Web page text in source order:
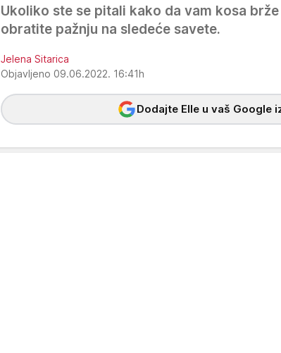
Ukoliko ste se pitali kako da vam kosa
obratite pažnju na sledeće savete.
Jelena Sitarica
Objavljeno 09.06.2022. 16:41h
Dodajte Elle u vaš Google